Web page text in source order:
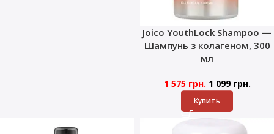
Joico YouthLock Shampoo —
Шампунь з колагеном, 300
мл
1 575грн. 1 099 грн.
Купить